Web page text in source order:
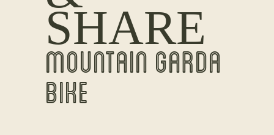
SHARE
MOUNTAIN GARDA
BIKE